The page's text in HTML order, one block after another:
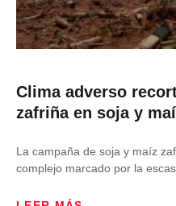
Clima adverso
zafriña en soja y
La campaña de soja y maíz
complejo marcado por la